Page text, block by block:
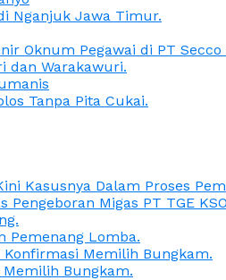
Nganjuk Jawa Timur.
Oknum Pegawai di PT
dan Warakawuri.
Tanpa Pita Cukai.
Kasusnya Dalam Proses
Migas PT TGE
Pemenang Lomba.
Konfirmasi Memilih Bungkam.
Bungkam.